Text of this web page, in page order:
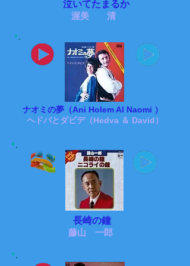
泣いてたまるか
渥美 清
ナオミの夢（Ani Holem Al Naomi ）
ヘドバとダビデ（Hedva ＆ David）
長崎の鐘
藤山 一郎